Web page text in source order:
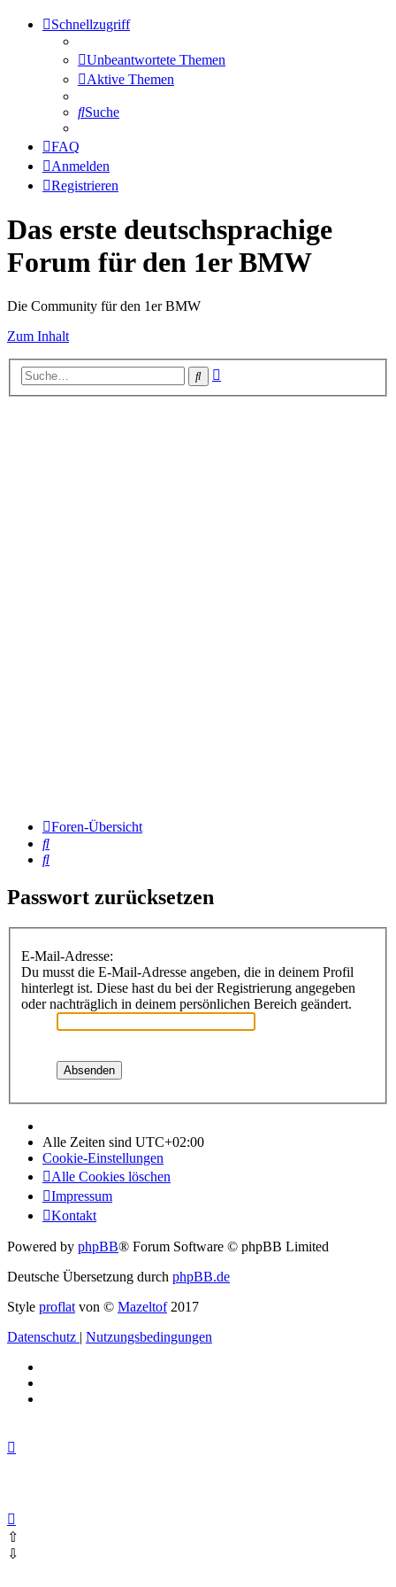
Schnellzugriff
Unbeantwortete Themen
Aktive Themen
Suche
FAQ
Anmelden
Registrieren
Das erste deutschsprachige
Forum für den 1er BMW
Die Community für den 1er BMW
Zum Inhalt
Suche
Foren-Übersicht
Suche
Suche
Passwort zurücksetzen
E-Mail-Adresse:
Du musst die E-Mail-Adresse angeben, die in deinem Profil
hinterlegt ist. Diese hast du bei der Registrierung angegeben
oder nachträglich in deinem persönlichen Bereich geändert.
Alle Zeiten sind UTC+02:00
Cookie-Einstellungen
Alle Cookies löschen
Impressum
Kontakt
Powered by phpBB® Forum Software © phpBB Limited
Deutsche Übersetzung durch phpBB.de
Style proflat von © Mazeltof2017
Datenschutz | Nutzungsbedingungen
⇧
⇩